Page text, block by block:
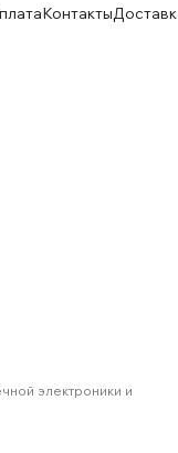
Контакты
электроники и